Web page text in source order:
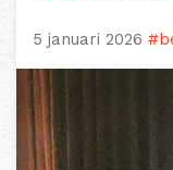
5 januari 2026